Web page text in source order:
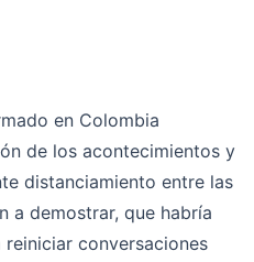
en Colombia
de los acontecimientos y
distanciamiento entre las
a demostrar, que habría
conversaciones